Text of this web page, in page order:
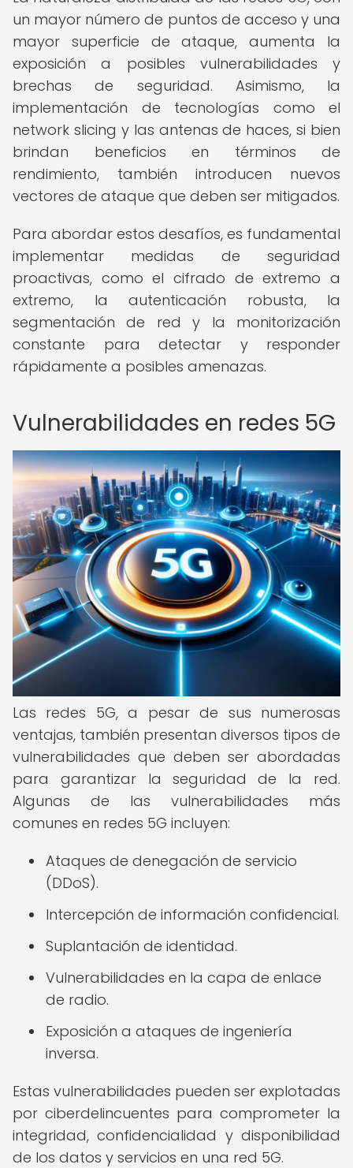
un mayor número de puntos de acceso y una
mayor superficie de ataque, aumenta la
exposición a posibles vulnerabilidades y
brechas de seguridad. Asimismo, la
implementación de tecnologías como el
network slicing y las antenas de haces, si bien
brindan beneficios en términos de
rendimiento, también introducen nuevos
vectores de ataque que deben ser mitigados.
Para abordar estos desafíos, es fundamental
implementar medidas de seguridad
proactivas, como el cifrado de extremo a
extremo, la autenticación robusta, la
segmentación de red y la monitorización
constante para detectar y responder
rápidamente a posibles amenazas.
Vulnerabilidades en redes 5G
Las redes 5G, a pesar de sus numerosas
ventajas, también presentan diversos tipos de
vulnerabilidades que deben ser abordadas
para garantizar la seguridad de la red.
Algunas de las vulnerabilidades más
comunes en redes 5G incluyen:
Ataques de denegación de servicio
(DDoS).
Intercepción de información confidencial.
Suplantación de identidad.
Vulnerabilidades en la capa de enlace
de radio.
Exposición a ataques de ingeniería
inversa.
Estas vulnerabilidades pueden ser explotadas
por ciberdelincuentes para comprometer la
integridad, confidencialidad y disponibilidad
de los datos y servicios en una red 5G.